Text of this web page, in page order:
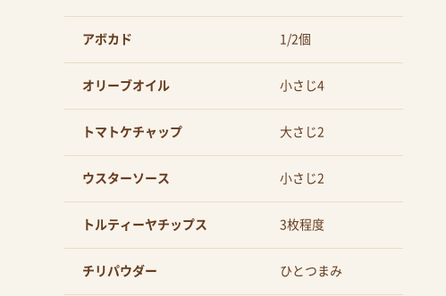
アボカド 1/2個
オリーブオイル 小さじ4
トマトケチャップ 大さじ2
ウスターソース 小さじ2
トルティーヤチップス 3枚程度
チリパウダー ひとつまみ